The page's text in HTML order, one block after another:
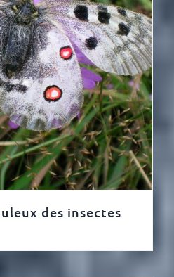
des insectes